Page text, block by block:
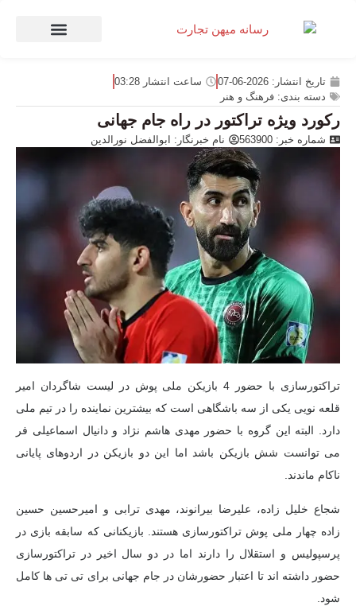
تاریخ انتشار: 2026-06-07 ساعت انتشار 03:28
دسته بندی: فرهنگ و هنر
رکورد ویژه تراکتور در راه جام جهانی
شماره خبر: 563900 نام خبرنگار: ابوالفضل نورالدین
تراکتورسازی با حضور 4 بازیکن ملی پوش در لیست شاگردان امیر
قلعه نویی یکی از سه باشگاهی است که بیشترین نماینده را در تیم ملی
دارد. البته این گروه با حضور مهدی هاشم نژاد و دانیال اسماعیلی فر
می توانست شش بازیکن باشد اما این دو بازیکن در اردوهای پایانی
ناکام ماندند.
شجاع خلیل زاده، علیرضا بیرانوند، مهدی ترابی و امیرحسین حسین
زاده چهار ملی پوش تراکتورسازی هستند. بازیکنانی که سابقه بازی در
پرسپولیس و استقلال را دارند اما در دو سال اخیر در تراکتورسازی
حضور داشته اند تا اعتبار حضورشان در جام جهانی برای تی تی ها کامل
شود.